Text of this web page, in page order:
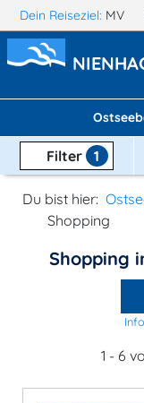
Dein Reiseziel: MV
Filter 1
Du bist hier:
Shopping
Shopping
1 - 6